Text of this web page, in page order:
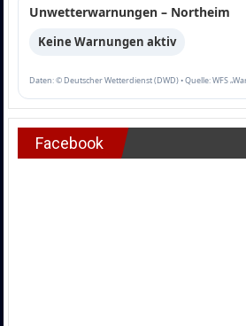
Unwetterwarnungen – Northeim
Keine Warnungen aktiv
Daten: © Deutscher Wetterdienst (DWD) • Quelle: WFS
Facebook